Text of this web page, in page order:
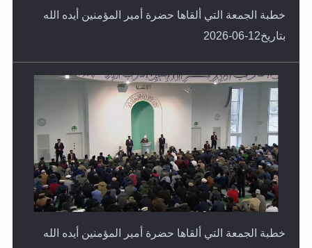
خطبة الجمعة التي ألقاها حضرة أمير المؤمنين أيده الله
بتاريخ12-06-2026
خطبة الجمعة التي ألقاها حضرة أمير المؤمنين أيده الله